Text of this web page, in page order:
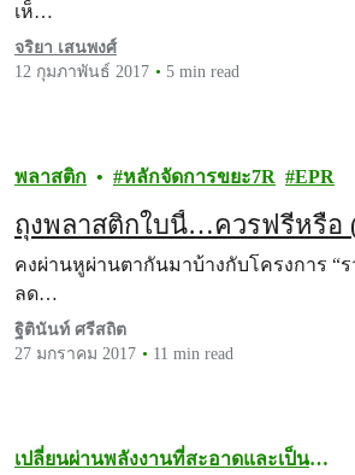
เห็…
จริยา เสนพงศ์
12 กุมภาพันธ์ 2017
5 min read
พลาสติก หลักจัดการขยะ7R EPR
ถุงพลาสติกใบนี้…ควรฟรีหรือ
คงผ่านหูผ่านตากันมาบ้างกับโครงการ “
ลด…
ฐิตินันท์ ศรีสถิต
27 มกราคม 2017
11 min read
เปลี่ยนผ่านพลังงานที่สะอาดและเป็น